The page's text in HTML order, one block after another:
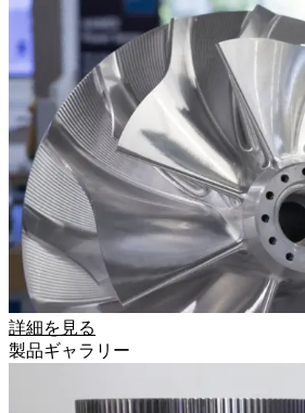
詳細を見る
製品ギャラリー